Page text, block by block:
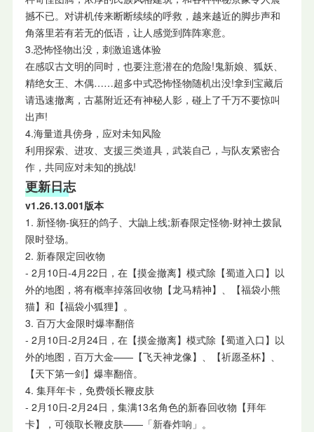
撼不已。对讲机传来断断续续的呼救，越来越近的脚步声和
角落里若有若无的低语，让人感觉到阵阵寒意。
3.恐怖怪物出没，刺激追逃体验
在感叹古文明的同时，也要注意潜在的危险!鬼新娘、狐妖、
精绝女王、木偶……超多中式恐怖怪物随机出没!拿到宝藏后
请迅速撤离，古墓附近还有神秘人影，碰上了千万不要惊叫
出声!
4.海量道具傍身，应对未知风险
利用探索、进攻、支援三类道具，武装自己，与队友紧密合
作，共同应对未知的挑战!
更新日志
v1.26.13.001版本
1. 新怪物-疯狂的鸽子、大鼬上线;新春限定怪物-财神土拨鼠
限时登场。
2. 新春限定回收物
- 2月10日-4月22日，在【摸金撤离】模式除【蜀道入口】以
外的地图，将有概率掉落回收物【龙马精神】、【福袋小熊
猫】和【福袋小狐狸】。
3. 百万大金限时爆率翻倍
- 2月10日-2月24日，在【摸金撤离】模式除【蜀道入口】以
外的地图，百万大金——【飞天神龙像】、【祈愿圣杯】、
【天下第一剑】爆率翻倍。
4. 集拜年卡，免费领长鞭皮肤
- 2月10日-2月24日，集满13名角色的新春回收物【拜年
卡】，可领取长鞭皮肤——「新春炸响」。